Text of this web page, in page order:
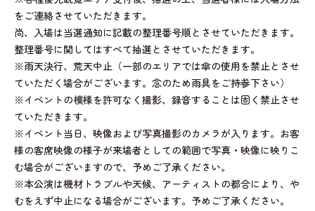
をご連絡させていただきます。
尚、入場は当選通知に記載の整理番号順とさせていただきます。
整理番号に関してはすべて抽選とさせていただきます。
※雨天決行、荒天中止（一部のエリアでは傘の使用を禁止とさせ
ていただく場合がございます。念のため雨具をご持参下さい）
※イベントの模様を許可なく撮影、録音することは固く禁止させ
ていただきます。
※イベント当日、映像および写真撮影のカメラが入ります。お客
様の客席映像の様子が来場者としての範囲で写真・映像に映りこ
む場合がございますので、予めご了承ください。
※本公演は機材トラブルや天候、アーティストの都合により、や
むをえず中止になる場合がございます。予めご了承ください。